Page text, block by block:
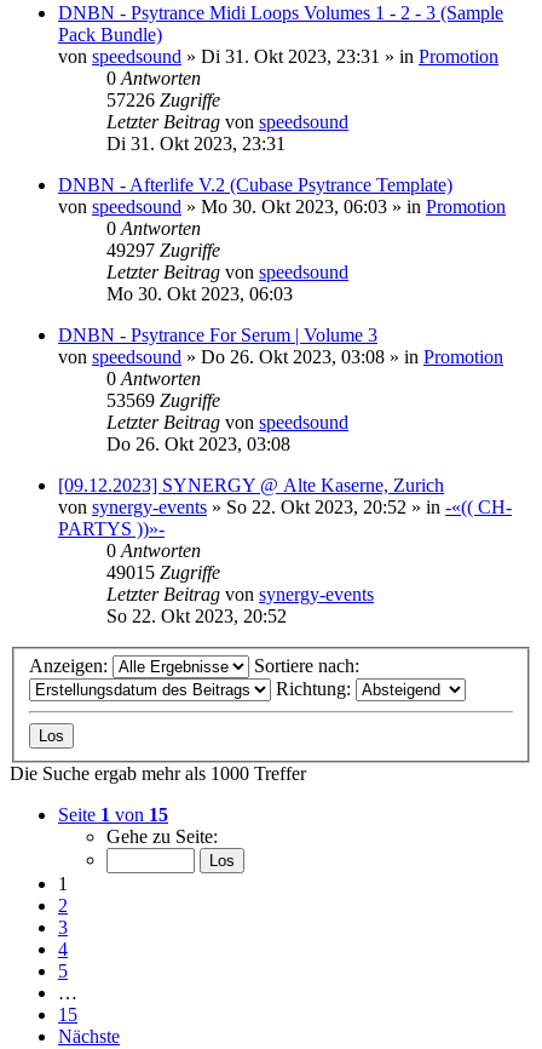
DNBN - Psytrance Midi Loops Volumes 1 - 2 - 3 (Sample
Pack Bundle)
von speedsound » Di 31. Okt 2023, 23:31 » in Promotion
0 Antworten
57226 Zugriffe
Letzter Beitrag von speedsound
Di 31. Okt 2023, 23:31
DNBN - Afterlife V.2 (Cubase Psytrance Template)
von speedsound » Mo 30. Okt 2023, 06:03 » in Promotion
0 Antworten
49297 Zugriffe
Letzter Beitrag von speedsound
Mo 30. Okt 2023, 06:03
DNBN - Psytrance For Serum | Volume 3
von speedsound » Do 26. Okt 2023, 03:08 » in Promotion
0 Antworten
53569 Zugriffe
Letzter Beitrag von speedsound
Do 26. Okt 2023, 03:08
[09.12.2023] SYNERGY @ Alte Kaserne, Zurich
von synergy-events » So 22. Okt 2023, 20:52 » in -«(( CH-
PARTYS ))»-
0 Antworten
49015 Zugriffe
Letzter Beitrag von synergy-events
So 22. Okt 2023, 20:52
Anzeigen:
Sortiere nach:
Richtung:
Die Suche ergab mehr als 1000 Treffer
Seite 1 von 15
Gehe zu Seite:
1
2
3
4
5
…
15
Nächste